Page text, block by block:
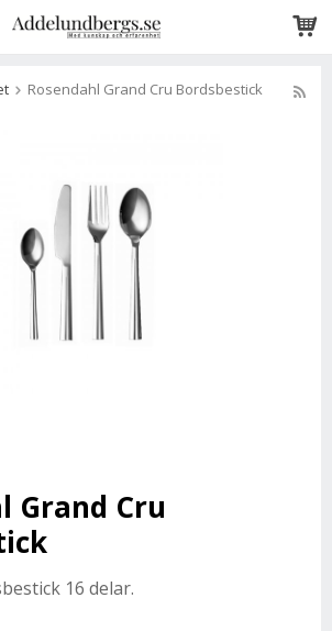
Rosendahl Grand Cru Bordsbestick
Grand Cru
16 delar.